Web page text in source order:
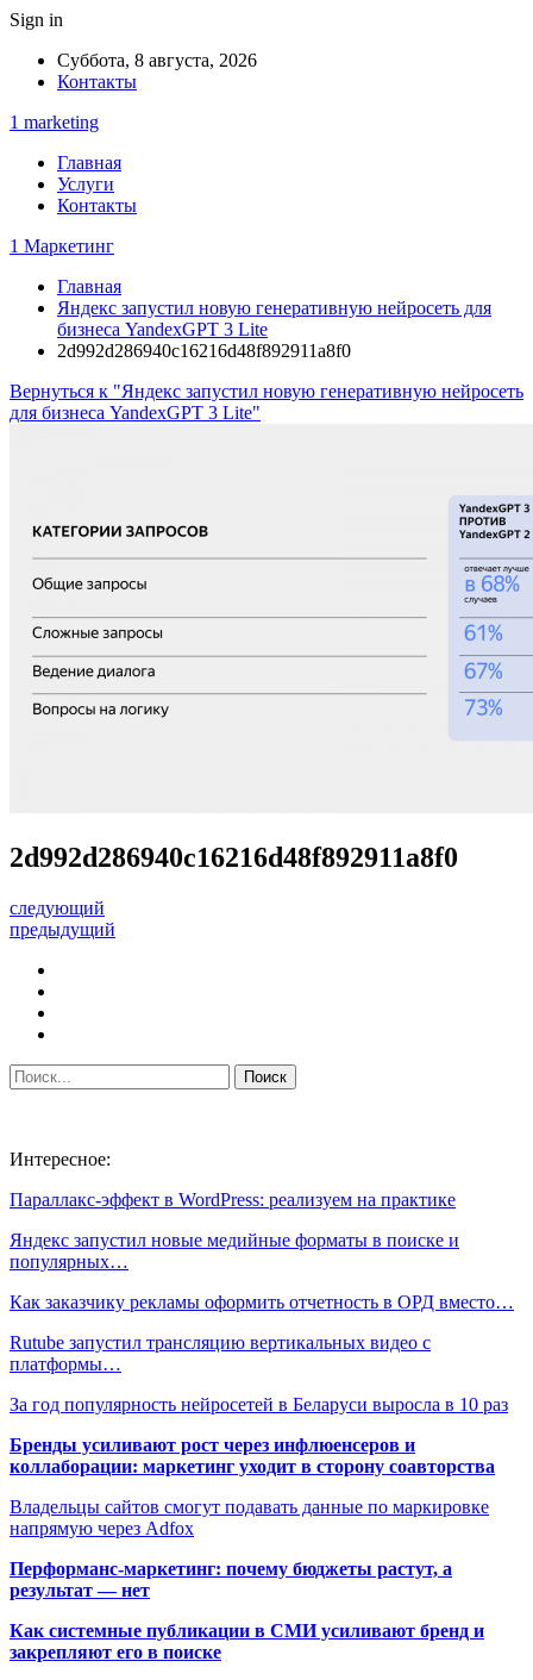
Sign in
Суббота, 8 августа, 2026
Контакты
1 marketing
Главная
Услуги
Контакты
1 Маркетинг
Главная
Яндекс запустил новую генеративную нейросеть для
бизнеса YandexGPT 3 Lite
2d992d286940c16216d48f892911a8f0
Вернуться к "Яндекс запустил новую генеративную нейросеть
для бизнеса YandexGPT 3 Lite"
2d992d286940c16216d48f892911a8f0
следующий
предыдущий
Интересное:
Параллакс-эффект в WordPress: реализуем на практике
Яндекс запустил новые медийные форматы в поиске и
популярных…
Как заказчику рекламы оформить отчетность в ОРД вместо…
Rutube запустил трансляцию вертикальных видео с
платформы…
За год популярность нейросетей в Беларуси выросла в 10 раз
Бренды усиливают рост через инфлюенсеров и
коллаборации: маркетинг уходит в сторону соавторства
Владельцы сайтов смогут подавать данные по маркировке
напрямую через Adfox
Перформанс-маркетинг: почему бюджеты растут, а
результат — нет
Как системные публикации в СМИ усиливают бренд и
закрепляют его в поиске